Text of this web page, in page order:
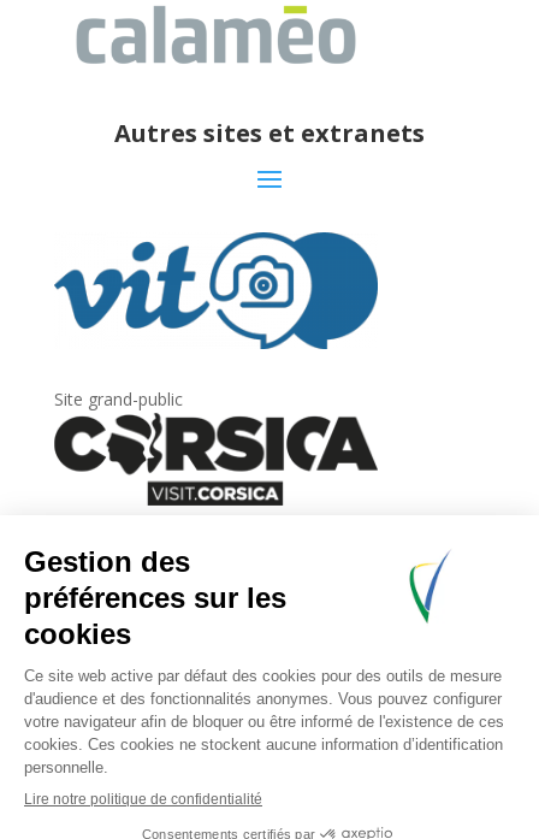
Autres sites et extranets
Site grand-public
Newsletter
Inscrivez-vous àla lettre d’information
l’Agence du tourisme de la Corse.